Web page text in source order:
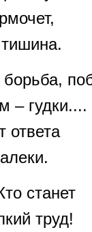
– гудки....
ответа
станет
труд!